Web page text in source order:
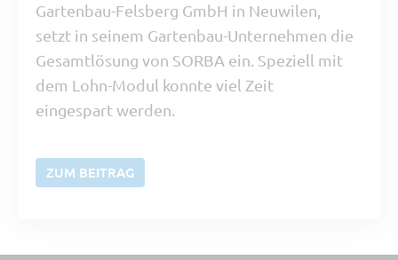
Gartenbau-Felsberg GmbH in Neuwilen,
setzt in seinem Gartenbau-Unternehmen die
Gesamtlösung von SORBA ein. Speziell mit
dem Lohn-Modul konnte viel Zeit
eingespart werden.
ZUM BEITRAG